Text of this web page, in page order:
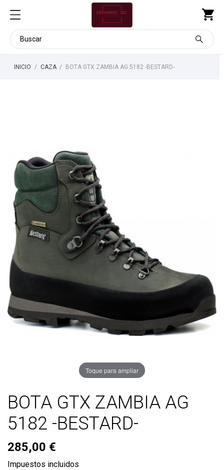
INICIO CAZA BOTA GTX ZAMBIA AG 5182 -BESTARD-
Toque para ampliar
BOTA GTX ZAMBIA AG
5182 -BESTARD-
285,00 €
Impuestos incluidos